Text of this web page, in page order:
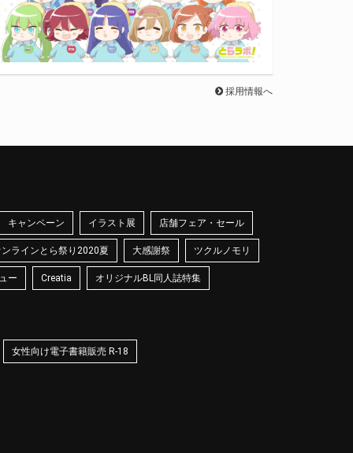
採用情報へ
キャンペーン イラスト展 店舗フェア・セール
ラインとら祭り2020夏 大感謝祭 ツクルノモリ
ー Creatia オリジナルBL同人誌特集
女性向け電子書籍販売 R-18